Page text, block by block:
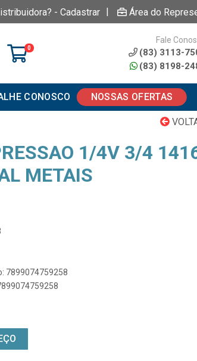
- Cadastrar | Área do
0
Fale
(83) 3113-
(83) 8198-
CONOSCO NOSSAS OFERTAS
1/4V 3/4
METAIS
7899074759258